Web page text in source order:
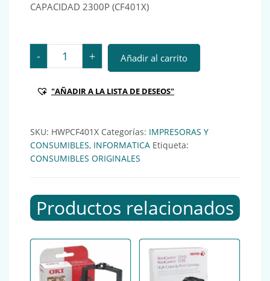
CAPACIDAD 2300P (CF401X)
- HWP TONER LASERJET 201X CIAN ALTA CAPACIDAD
+ Añadir al carrito
"AÑADIR A LA LISTA DE DESEOS"
SKU: HWPCF401X Categorías: IMPRESORAS Y
CONSUMIBLES, INFORMATICA Etiqueta:
CONSUMIBLES ORIGINALES
Productos relacionados